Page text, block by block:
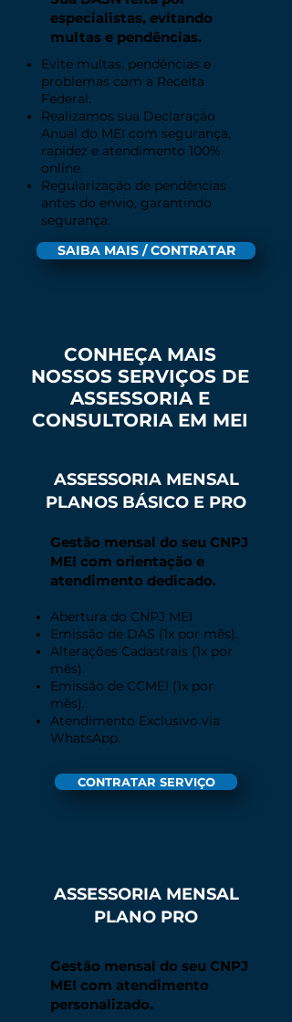
especialistas, evitando
multas e pendências.
Evite multas, pendências e
problemas com a Receita
Federal.
Realizamos sua Declaração
Anual do MEI com segurança,
rapidez e atendimento 100%
online.
Regularização de pendências
antes do envio, garantindo
segurança.
SAIBA MAIS / CONTRATAR
CONHEÇA MAIS
NOSSOS SERVIÇOS DE
ASSESSORIA E
CONSULTORIA EM MEI
ASSESSORIA MENSAL
PLANOS BÁSICO E PRO
Gestão mensal do seu CNPJ
MEI com orientação e
atendimento dedicado.
Abertura do CNPJ MEI
Emissão de DAS (1x por mês).
Alterações Cadastrais (1x por
mês).
Emissão de CCMEI (1x por
mês).
Atendimento Exclusivo via
WhatsApp.
CONTRATAR SERVIÇO
ASSESSORIA MENSAL
PLANO PRO
Gestão mensal do seu CNPJ
MEI com atendimento
personalizado.